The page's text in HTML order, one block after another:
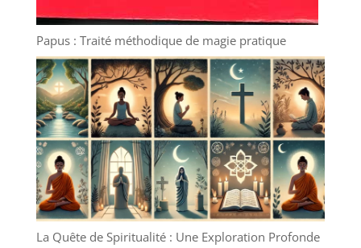
Papus : Traité méthodique de magie pratique
La Quête de Spiritualité : Une Exploration Profonde